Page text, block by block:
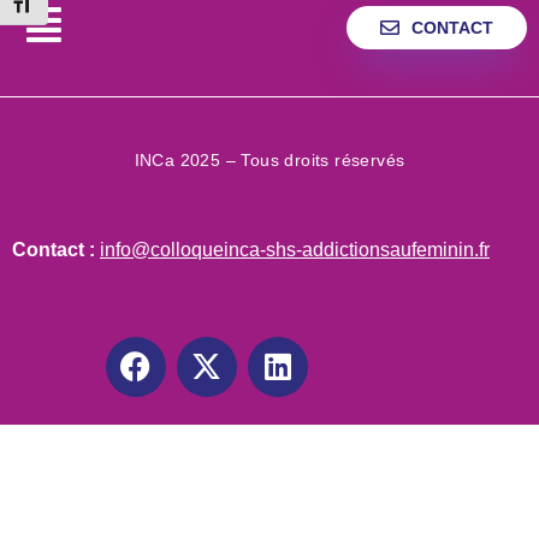
Changer la taille de la police
CONTACT
INCa 2025 – Tous droits réservés
Contact : info@colloqueinca-shs-addictionsaufeminin.fr